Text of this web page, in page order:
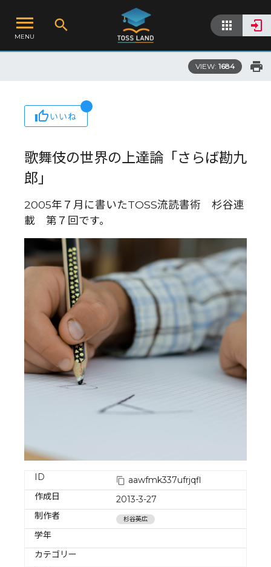
MENU
VIEW: 1684
いいね
歌舞伎の世界の上達論「さらば勘九
郎」
2005年７月に書いたTOSS流読書術 杉谷連
載 第７回です。
ID
aawfmk337ufrjqfl
作成日
2013-3-27
制作者
杉谷英広
学年
カテゴリー